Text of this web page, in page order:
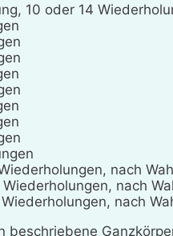
10 oder 14
nach
nach
nach
beschriebene